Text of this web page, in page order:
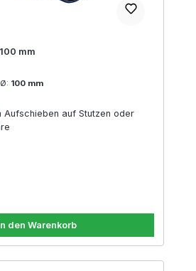
mm
100 mm
Aufschieben auf Stutzen oder
den Warenkorb